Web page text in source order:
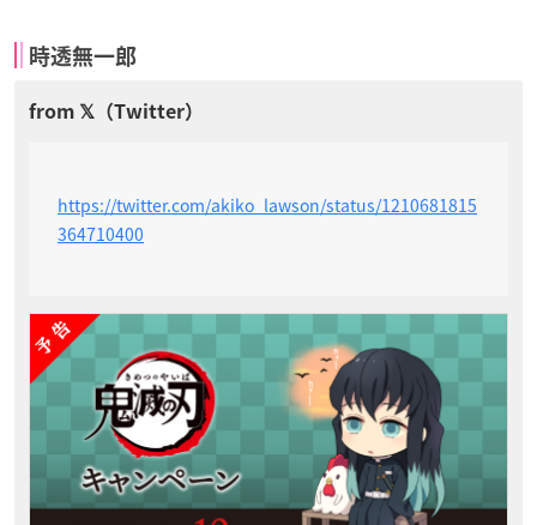
時透無一郎
https://twitter.com/akiko_lawson/status/1210681815
364710400